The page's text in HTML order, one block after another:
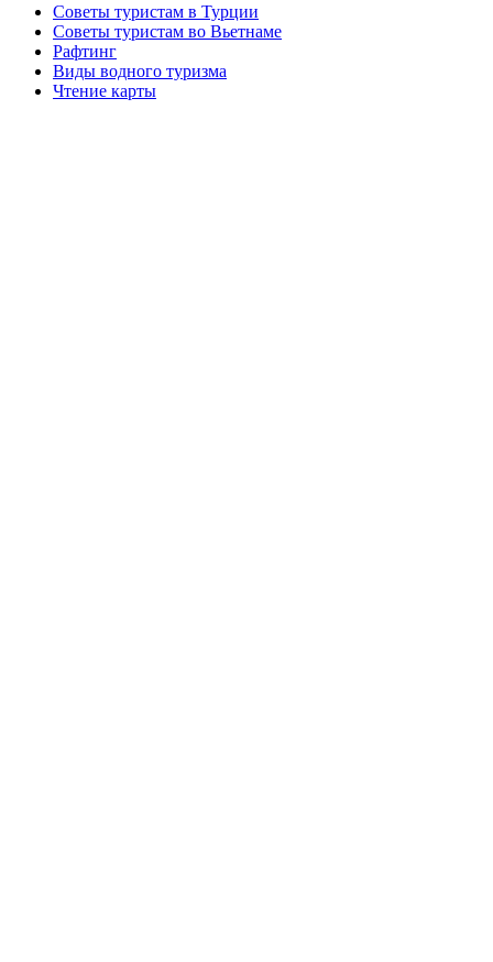
Советы туристам в Турции
Советы туристам во Вьетнаме
Рафтинг
Виды водного туризма
Чтение карты